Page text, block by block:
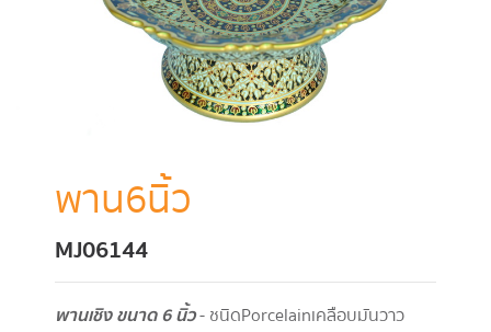
พาน6นิ้ว
MJ06144
พานเชิง ขนาด 6 นิ้ว- ชนิดPorcelainเคลือบมันวาว